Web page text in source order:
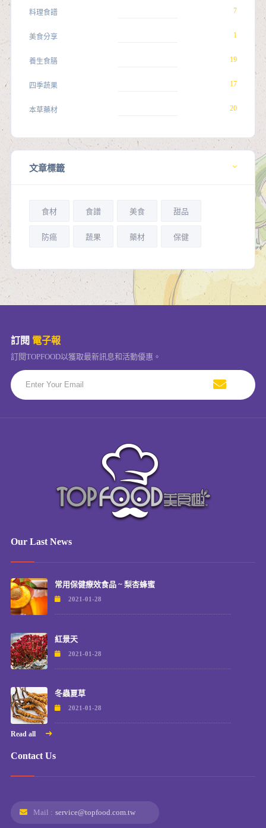
料理食譜 7
美食分享 1
養生食膳 19
四季蔬果 17
本草藥材 20
文章標籤
食材 食譜 美食 甜品
防癌 蔬果 藥材 保健
訂閱 電子報
訂閱TOPFOOD以獲取最新訊息和活動優惠。
Our Last News
常用保健療效食品 ~ 梨杏蜂蜜
2021-01-28
紅景天
2021-01-28
冬蟲夏草
2021-01-28
Read all
Contact Us
Mail : service@topfood.com.tw